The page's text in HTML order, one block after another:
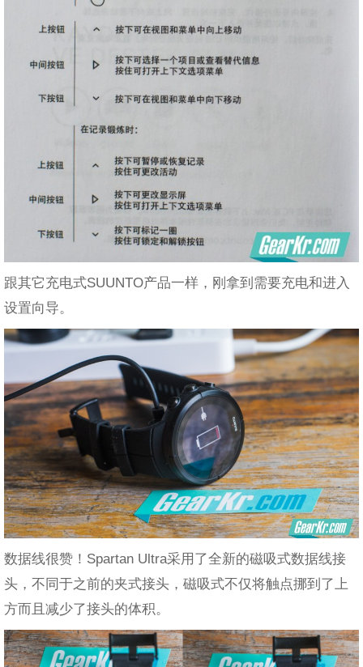
跟其它充电式SUUNTO产品一样，刚拿到需要充电和进入
设置向导。
数据线很赞！Spartan Ultra采用了全新的磁吸式数据线接
头，不同于之前的夹式接头，磁吸式不仅将触点挪到了上
方而且减少了接头的体积。